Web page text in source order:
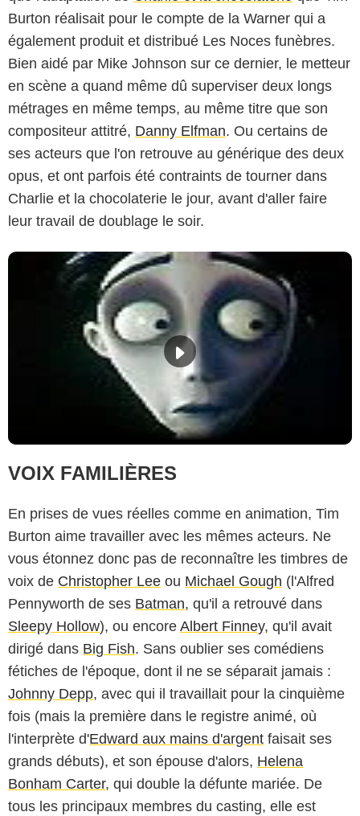
Burton réalisait pour le compte de la Warner qui a
également produit et distribué Les Noces funèbres.
Bien aidé par Mike Johnson sur ce dernier, le metteur
en scène a quand même dû superviser deux longs
métrages en même temps, au même titre que son
compositeur attitré, Danny Elfman. Ou certains de
ses acteurs que l'on retrouve au générique des deux
opus, et ont parfois été contraints de tourner dans
Charlie et la chocolaterie le jour, avant d'aller faire
leur travail de doublage le soir.
VOIX FAMILIÈRES
En prises de vues réelles comme en animation, Tim
Burton aime travailler avec les mêmes acteurs. Ne
vous étonnez donc pas de reconnaître les timbres de
voix de Christopher Lee ou Michael Gough (l'Alfred
Pennyworth de ses Batman, qu'il a retrouvé dans
Sleepy Hollow), ou encore Albert Finney, qu'il avait
dirigé dans Big Fish. Sans oublier ses comédiens
fétiches de l'époque, dont il ne se séparait jamais :
Johnny Depp, avec qui il travaillait pour la cinquième
fois (mais la première dans le registre animé, où
l'interprète d'Edward aux mains d'argent faisait ses
grands débuts), et son épouse d'alors, Helena
Bonham Carter, qui double la défunte mariée. De
tous les principaux membres du casting, elle est